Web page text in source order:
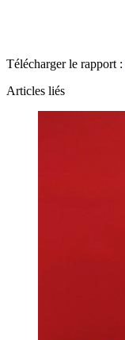
Télécharger le rapport :
Articles liés